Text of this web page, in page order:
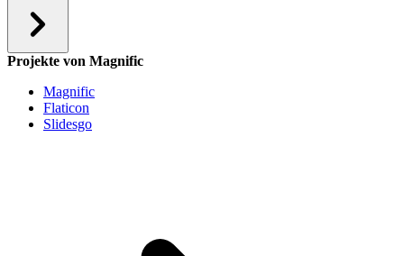
Projekte von Magnific
Magnific
Flaticon
Slidesgo